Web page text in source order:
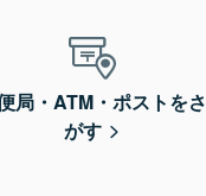
局・ATM・ポストをさ
がす